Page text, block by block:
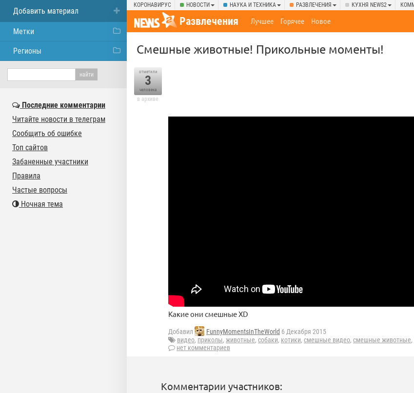
КОРОНАВИРУС НОВОСТИ НАУКА И ТЕХНИКА РАЗВЛЕЧЕНИЯ КУХНЯ NEWS2
Развлечения Лучшее Горячее Новое
Смешные животные! Прикольные моменты!
отметили
3
человека
в архиве
Какие они смешные XD
Добавил FunnyMomentsInTheWorld 6 Декабря 2015
видео, приколы, животные, собаки, котики, смешные видео, смешные животные,
нет комментариев
Комментарии участников:
Добавить материал
Метки
Регионы
Последние комментарии
Читайте новости в телеграм
Сообщить об ошибке
Топ сайтов
Забаненные участники
Правила
Частые вопросы
Ночная тема